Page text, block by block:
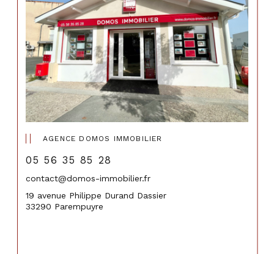
AGENCE DOMOS IMMOBILIER
05 56 35 85 28
contact@domos-immobilier.fr
19 avenue Philippe Durand Dassier
33290 Parempuyre